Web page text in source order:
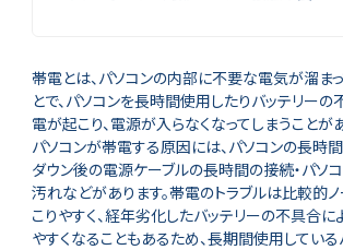
帯電とは、パソコンの内部に不要な電気が溜ま
とで、パソコンを長時間使用したりバッテリーの
電が起こり、電源が入らなくなってしまうことが
パソコンが帯電する原因には、パソコンの長時間
ダウン後の電源ケーブルの長時間の接続・パソ
汚れなどがあります。帯電のトラブルは比較的
こりやすく、経年劣化したバッテリーの不具合に
やすくなることもあるため、長期間使用してい